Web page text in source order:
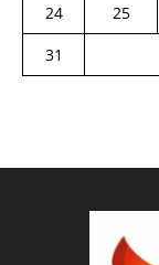
24
25
31